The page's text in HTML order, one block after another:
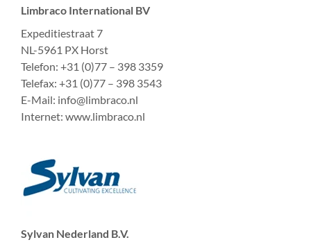
Limbraco International BV
Expeditiestraat 7
NL-5961 PX Horst
Telefon: +31 (0)77 – 398 3359
Telefax: +31 (0)77 – 398 3543
E-Mail: info@limbraco.nl
Internet: www.limbraco.nl
Sylvan Nederland B.V.